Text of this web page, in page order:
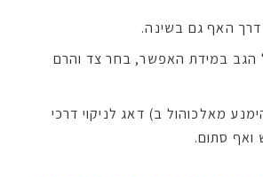
האף גם בשינה.
הגב במידת האפשר, בחר צד והרם
מאלכוהול ב) דאג לניקוי דרכי
ואף סתום.